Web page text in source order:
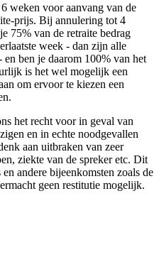
weken voor aanvang van de
prijs. Bij annulering tot 4
75% van de retraite bedrag
week - dan zijn alle
en ben je daarom 100% van het
is het wel mogelijk een
om ervoor te kiezen een
het recht voor in geval van
en in echte noodgevallen
aan uitbraken van zeer
ziekte van de spreker etc. Dit
andere bijeenkomsten zoals de
geen restitutie mogelijk.